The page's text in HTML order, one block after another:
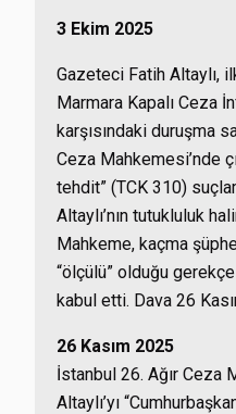
3 Ekim 2025
Gazeteci Fatih Altaylı,
Marmara Kapalı Ceza
karşısındaki duruşma
Ceza Mahkemesi’nde
tehdit” (TCK 310)
Altaylı’nın tutukluluk
Mahkeme, kaçma
“ölçülü” olduğu
kabul etti. Dava 26
26 Kasım 2025
İstanbul 26. Ağır Ceza
Altaylı’yı